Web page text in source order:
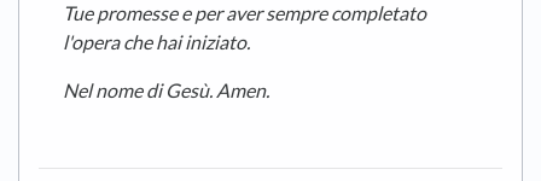
Tue promesse e per aver sempre completato
l'opera che hai iniziato.
Nel nome di Gesù. Amen.